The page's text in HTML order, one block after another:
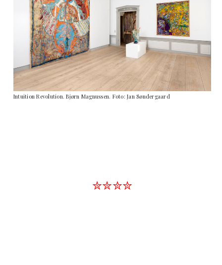
Intuition Revolution. Bjørn Magnussen. Foto: Jan Søndergaard
✮✮✮✮